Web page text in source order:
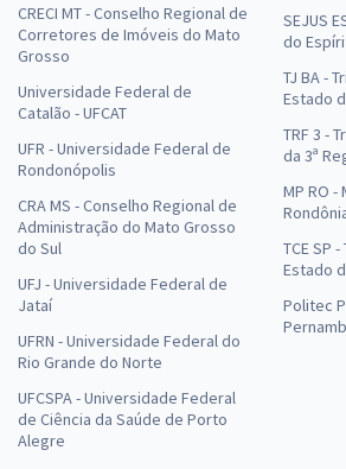
CRECI MT - Conselho Regional de
Corretores de Imóveis do Mato
Grosso
Universidade Federal de
Catalão - UFCAT
UFR - Universidade Federal de
Rondonópolis
CRA MS - Conselho Regional de
Administração do Mato Grosso
do Sul
UFJ - Universidade Federal de
Jataí
UFRN - Universidade Federal do
Rio Grande do Norte
UFCSPA - Universidade Federal
de Ciência da Saúde de Porto
Alegre
SEJUS
do
TJ BA -
Estado
TRF 3 -
da 3ª
MP RO
TCE SP
Estado
Politec